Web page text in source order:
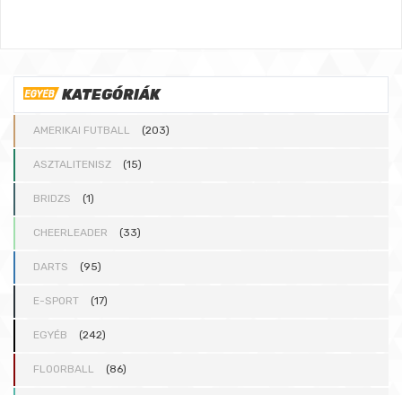
KATEGÓRIÁK
AMERIKAI FUTBALL (203)
ASZTALITENISZ (15)
BRIDZS (1)
CHEERLEADER (33)
DARTS (95)
E-SPORT (17)
EGYÉB (242)
FLOORBALL (86)